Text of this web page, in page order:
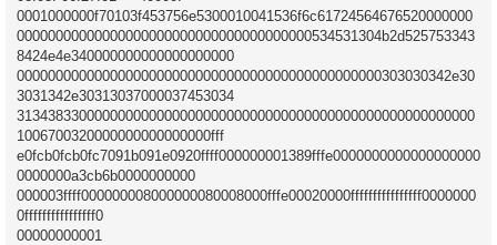
0001000000f70103f453756e5300010041536f6c61724564676520000000
00000000000000000000000000000000000000534531304b2d525753343
8424e4e340000000000000000000
00000000000000000000000000000000000000000000000303030342e30
3031342e30313037000037453034
31343833000000000000000000000000000000000000000000000000000
1006700320000000000000000fff
e0fcb0fcb0fc7091b091e0920ffff000000001389fffe0000000000000000000
0000000a3cb6b0000000000
000003ffff000000008000000080008000fffe00020000ffffffffffffffff0000000
0ffffffffffffffff0
00000000001